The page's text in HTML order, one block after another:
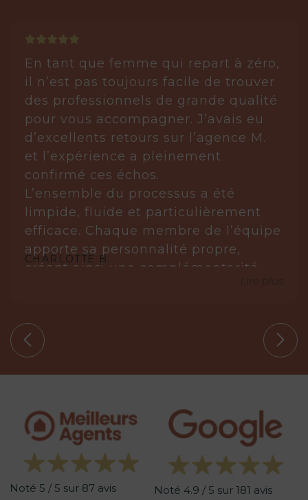
CHARLOTTE B.
En tant que femme qui repart à zéro,
il n’est pas toujours facile de trouver
des professionnels de grande qualité
pour vous accompagner. J’avais eu
d’excellents retours sur l’agence M.
et l’expérience a pleinement
confirmé ces échos.
L’ensemble du processus a été
limpide, fluide et particulièrement
efficace. Chaque membre de l’équipe
apporte sa personnalité propre,
créant ainsi une complémentarité
l’écoute. Elle analyse, anticipe et sait
s’imposer avec justesse lorsque cela
est nécessaire. Elle ne propose que
des biens en parfaite adéquation
Aude, quant à elle, est une véritable
leadeuse. Experte dans son domaine,
elle maîtrise parfaitement les
tenants et aboutissants. Sa
méthodologie est redoutablement
Noté 5 / 5 sur 87 avis Noté 4.9 / 5 sur 181 avis